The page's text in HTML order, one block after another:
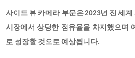
사이드 뷰 카메라 부문은2023년 전 세계
시장에서 상당한 점유율을 차지했으며
로 성장할 것으로 예상됩니다.